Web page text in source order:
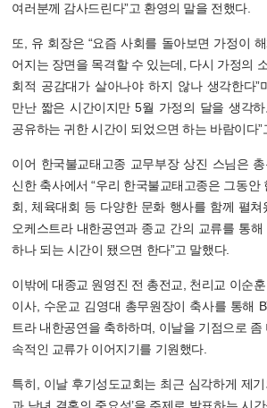
여러분께 감사드린다”고 환영의 말을 전했다.
또, 유 회장은 “요즘 사회를 돌아보면 가정이
어지는 장면을 목격할 수 있는데, 다시 가정의
회적 공감대가 살아나야 하지 않나 생각한다”
만난 짧은 시간이지만 5월 가정의 달을 생각
공유하는 귀한 시간이 되었으면 하는 바람이다”
이어 한국불교태고종 교무부장 상진 스님은
신한 축사에서 “우리 한국불교태고종은 그동안
회, 체육대회 등 다양한 문화 행사를 함께 펼쳐
오케스트라 내한공연과 종교 간의 교류를 통
하나 되는 시간이 됐으면 한다”고 말했다.
이밖에 대종교 원영진 전 총전교, 천리교 이순
이사, 수운교 김영대 총무원장이 축사를 통해
트라 내한공연을 축하하며, 이날을 기점으로 좀
속적인 교류가 이어지기를 기원했다.
특히, 이날 후기성도교회는 최근 심각하게 제기